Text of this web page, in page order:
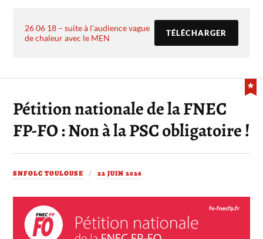
26 06 18 – suite à l’audience vague
de chaleur avec le MEN
TÉLÉCHARGER
Pétition nationale de la FNEC
FP-FO : Non à la PSC obligatoire !
SNFOLC TOULOUSE 22 JUIN 2026